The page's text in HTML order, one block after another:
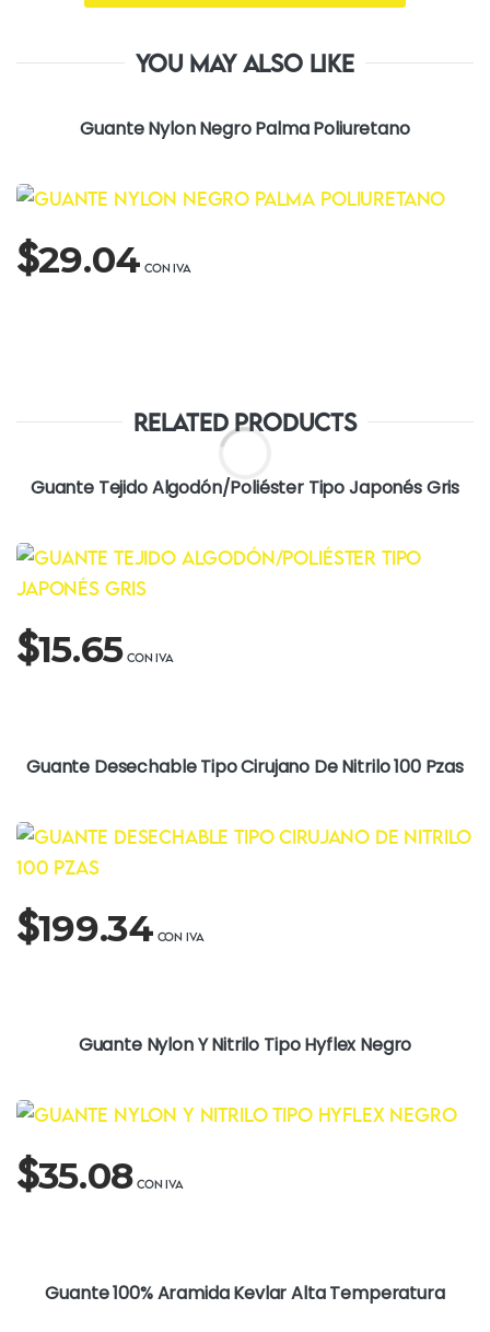
You may also like
Guante Nylon Negro Palma Poliuretano
$29.04
Related Products
Guante Tejido Algodón/Poliéster Tipo Japonés Gris
$15.65
Guante Desechable Tipo Cirujano De Nitrilo 100 Pzas
$199.34
Guante Nylon Y Nitrilo Tipo Hyflex Negro
$35.08
Guante 100% Aramida Kevlar Alta Temperatura